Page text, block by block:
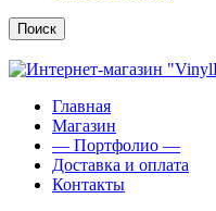
Поиск
Главная
Магазин
— Портфолио —
Доставка и оплата
Контакты